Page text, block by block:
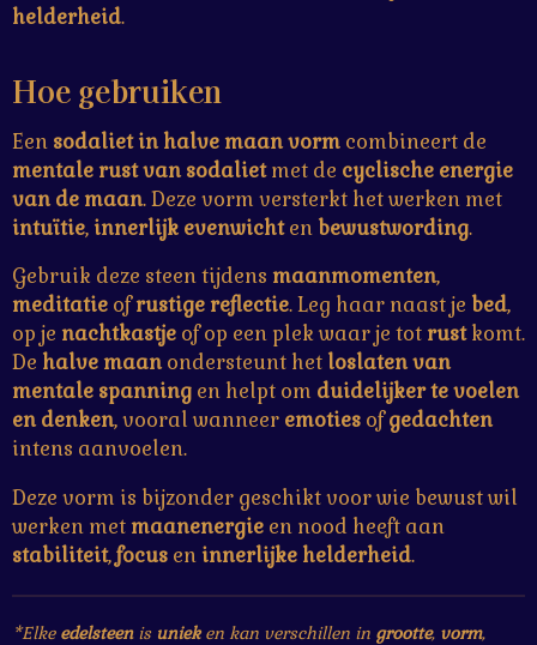
helderheid.
Hoe gebruiken
Een sodaliet in halve maan vorm combineert de
mentale rust van sodalietmet de cyclische energie
van de maan. Deze vorm versterkt het werken met
intuïtie, innerlijk evenwichten bewustwording.
Gebruik deze steen tijdens maanmomenten,
meditatie ofrustige reflectie. Leg haar naast je bed,
op je nachtkastje of op een plek waar je tot rustkomt.
De halve maanondersteunt het loslaten van
mentale spanning en helpt om duidelijker te voelen
en denken, vooral wanneer emoties ofgedachten
intens aanvoelen.
Deze vorm is bijzonder geschikt voor wie bewust wil
werken met maanenergie en nood heeft aan
stabiliteit,focus en innerlijke helderheid.
*Elke edelsteenis unieken kan verschillen in grootte, vorm,